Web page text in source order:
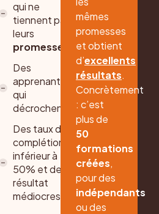
qui ne
tiennent pas
leurs
promesses
Des
apprenant·es
qui
décrochent.
Des taux de
complétions
inférieur à
50% et des
résultat
médiocres.
mêmes
promesses
et obtient
d’excellents
résultats.
Concrètement
: c’est
plus de
50
formations
créées,
pour des
indépendants
ou des